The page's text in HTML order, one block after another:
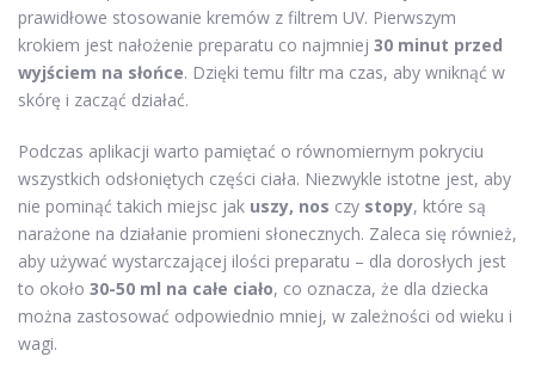
prawidłowe stosowanie kremów z filtrem UV. Pierwszym
krokiem jest nałożenie preparatu co najmniej 30 minut przed
wyjściem na słońce. Dzięki temu filtr ma czas, aby wniknąć w
skórę i zacząć działać.
Podczas aplikacji warto pamiętać o równomiernym pokryciu
wszystkich odsłoniętych części ciała. Niezwykle istotne jest, aby
nie pominąć takich miejsc jak uszy, nos czy stopy, które są
narażone na działanie promieni słonecznych. Zaleca się również,
aby używać wystarczającej ilości preparatu – dla dorosłych jest
to około 30-50 ml na całe ciało, co oznacza, że dla dziecka
można zastosować odpowiednio mniej, w zależności od wieku i
wagi.